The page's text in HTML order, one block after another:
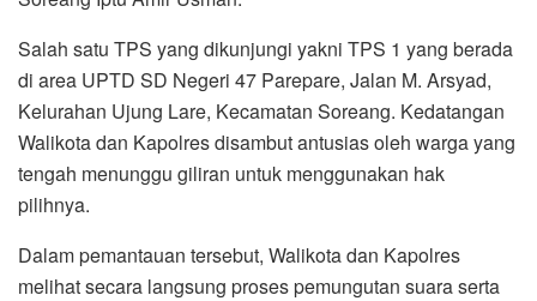
Salah satu TPS yang dikunjungi yakni TPS 1 yang berada
di area UPTD SD Negeri 47 Parepare, Jalan M. Arsyad,
Kelurahan Ujung Lare, Kecamatan Soreang. Kedatangan
Walikota dan Kapolres disambut antusias oleh warga yang
tengah menunggu giliran untuk menggunakan hak
pilihnya.
Dalam pemantauan tersebut, Walikota dan Kapolres
melihat secara langsung proses pemungutan suara serta